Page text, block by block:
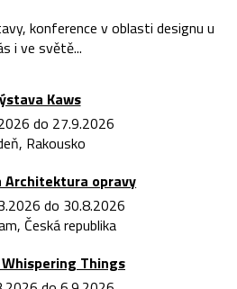
konference v oblasti designu u
i ve světě...
Kaws
do 27.9.2026
Rakousko
Architektura opravy
do 30.8.2026
Česká republika
Things